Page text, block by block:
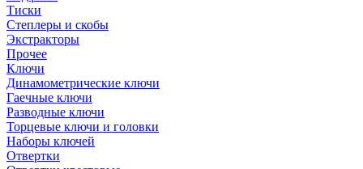
Тиски
Степлеры и скобы
Экстракторы
Прочее
Ключи
Динамометрические ключи
Гаечные ключи
Разводные ключи
Торцевые ключи и головки
Наборы ключей
Отвертки